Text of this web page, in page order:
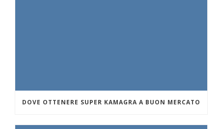
DOVE OTTENERE SUPER KAMAGRA A BUON MERCATO